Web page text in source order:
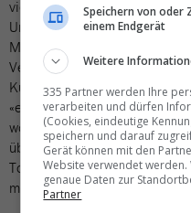
vieles bruchstückhaft bleibt
Umsetzung annehmen will.
Milestone 2.0 nicht der Fall zu
Verwaltungsratspräsident
Kümmerers annehmen, wie
«extrem gute Erinnerungen»
wolle sie bei der Zukunft des
übernehmen» und damit
Tourismus leisten. Fischer:
mit allen Interessierten
Speichern von
einem Endgerät
Weitere
335 Partner werden Ihre
verarbeiten und dürfen
(Cookies, eindeutige
speichern und darauf
Gerät können mit den
Website verwendet
genaue Daten zur
Partner